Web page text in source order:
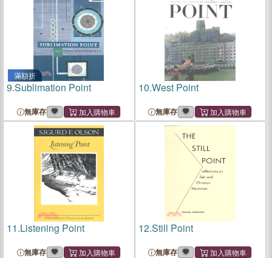
滿額折
9.Sublimation Point
無庫存
10.West Point
無庫存
11.Listening Point
無庫存
12.Still Point
無庫存